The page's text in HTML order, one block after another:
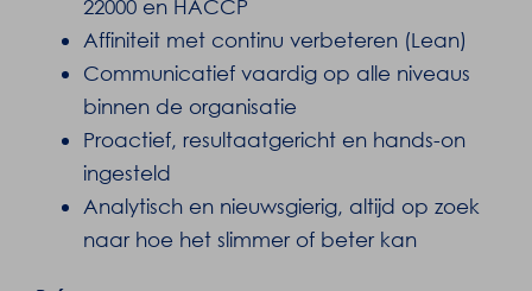
22000 en HACCP
Affiniteit met continu verbeteren (Lean)
Communicatief vaardig op alle niveaus
binnen de organisatie
Proactief, resultaatgericht en hands-on
ingesteld
Analytisch en nieuwsgierig, altijd op zoek
naar hoe het slimmer of beter kan